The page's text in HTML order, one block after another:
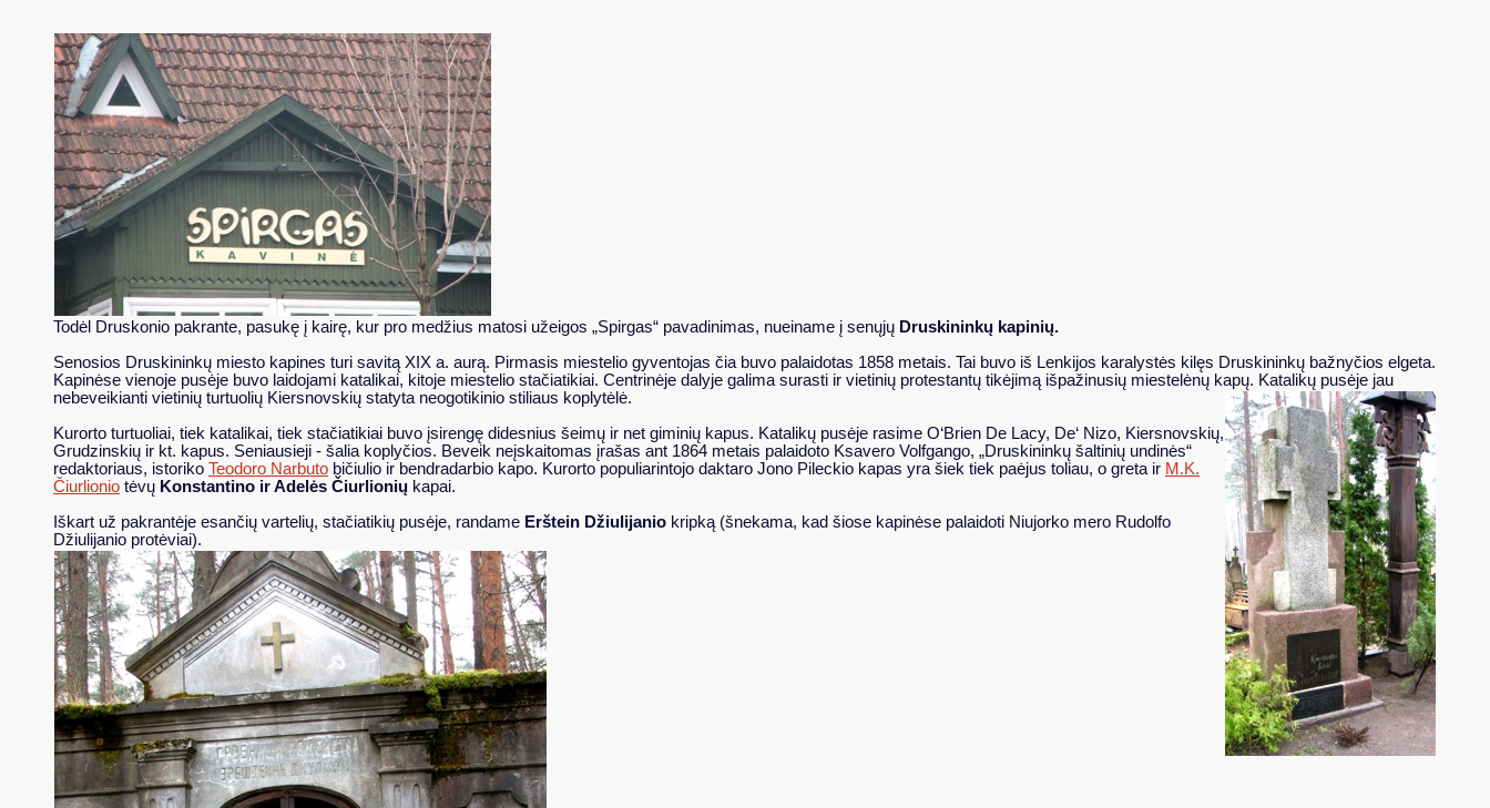
Todėl Druskonio pakrante, pasukę į kairę, kur pro medžius matosi užeigos „Spirgas“ pavadinimas, nueiname į senųjų Druskininkų kapinių.
Senosios Druskininkų miesto kapines turi savitą XIX a. aurą. Pirmasis miestelio gyventojas čia buvo palaidotas 1858 metais. Tai buvo iš Lenkijos karalystės kilęs Druskininkų bažnyčios elgeta.
Kapinėse vienoje pusėje buvo laidojami katalikai, kitoje miestelio stačiatikiai. Centrinėje dalyje galima surasti ir vietinių protestantų tikėjimą išpažinusių miestelėnų kapų. Katalikų pusėje jau
nebeveikianti vietinių turtuolių Kiersnovskių statyta neogotikinio stiliaus koplytėlė.
Kurorto turtuoliai, tiek katalikai, tiek stačiatikiai buvo įsirengę didesnius šeimų ir net giminių kapus. Katalikų pusėje rasime O‘Brien De Lacy, De‘ Nizo, Kiersnovskių,
Grudzinskių ir kt. kapus. Seniausieji - šalia koplyčios. Beveik neįskaitomas įrašas ant 1864 metais palaidoto Ksavero Volfgango, „Druskininkų šaltinių undinės“
redaktoriaus, istoriko Teodoro Narbuto bičiulio ir bendradarbio kapo. Kurorto populiarintojo daktaro Jono Pileckio kapas yra šiek tiek paėjus toliau, o greta ir M.K.
Čiurlionio tėvų Konstantino ir Adelės Čiurlionių kapai.
Iškart už pakrantėje esančių vartelių, stačiatikių pusėje, randame Erštein Džiulijanio kripką (šnekama, kad šiose kapinėse palaidoti Niujorko mero Rudolfo
Džiulijanio protėviai).